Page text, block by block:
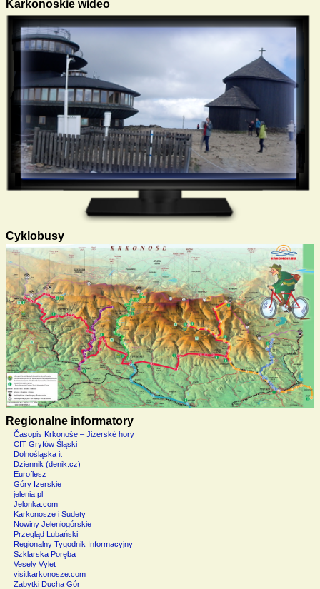
Karkonoskie wideo
Cyklobusy
Regionalne informatory
Časopis Krkonoše – Jizerské hory
CIT Gryfów Śląski
Dolnośląska it
Dziennik (denik.cz)
Euroflesz
Góry Izerskie
jelenia.pl
Jelonka.com
Karkonosze i Sudety
Nowiny Jeleniogórskie
Przegląd Lubański
Regionalny Tygodnik Informacyjny
Szklarska Poręba
Vesely Vylet
visitkarkonosze.com
Zabytki Ducha Gór